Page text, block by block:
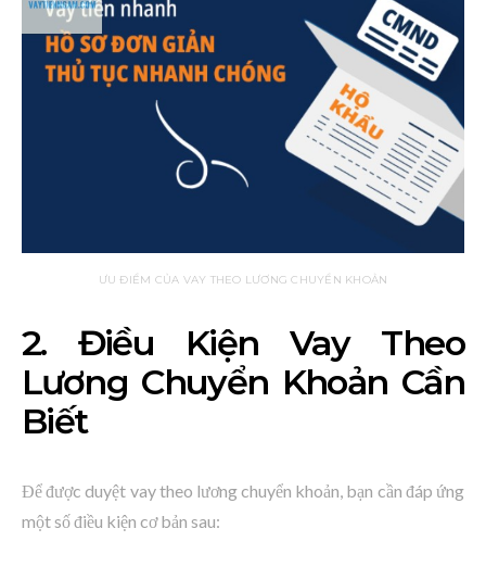
ƯU ĐIỂM CỦA VAY THEO LƯƠNG CHUYỂN KHOẢN
2. Điều Kiện Vay Theo
Lương Chuyển Khoản Cần
Biết
Để được duyệt vay theo lương chuyển khoản, bạn cần đáp ứng
một số điều kiện cơ bản sau: